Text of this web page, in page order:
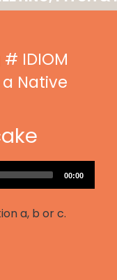
# IDIOM
a Native
Total
00:00
a, b or c.